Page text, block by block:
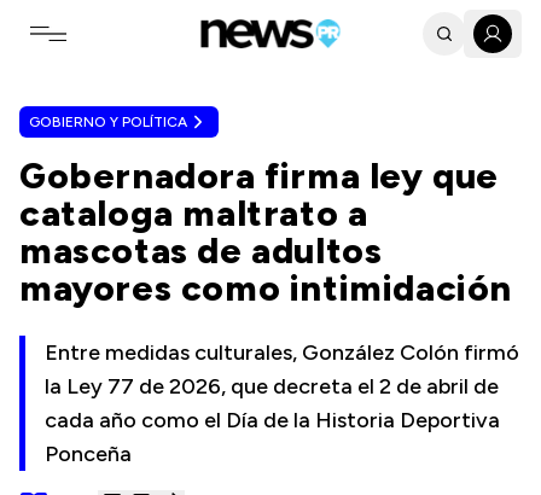
Toggle navigation menu
GOBIERNO Y POLÍTICA
Gobernadora firma ley que
cataloga maltrato a
mascotas de adultos
mayores como intimidación
Entre medidas culturales, González Colón firmó
la Ley 77 de 2026, que decreta el 2 de abril de
cada año como el Día de la Historia Deportiva
Ponceña